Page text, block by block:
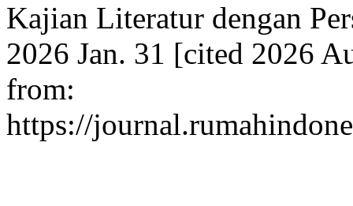
Kajian Literatur dengan
2026 Jan. 31 [cited 2026
from:
https://